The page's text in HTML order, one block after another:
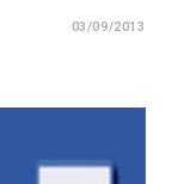
03/09/2013